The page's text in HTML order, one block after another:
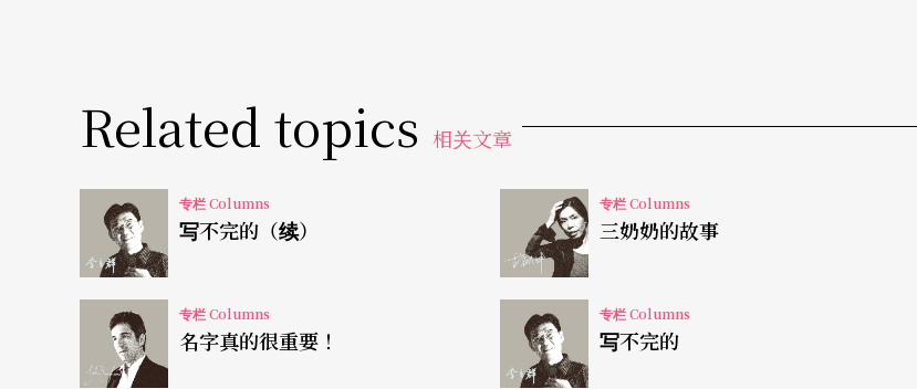
语」的议题讨论，再依这些设定，设计各段故事、组成结构和时间分配，才开始写剧本，最后演
出时间与剧本前的设定误差不到一分钟。
素材╱议题—本╱戏的长度—语言╱剧场形式，三者关系密不可分，所以，通常决定要做什么戏
时，时间几乎就定了。《SMAP X SMAP》这种以十年为单位资料量的戏，三小时刚好，至于三角
恋的《请听我说》，七十分钟就算长了。
去年十一月的《地下室手记》为中日合作（注），本来规定各六十分钟，但心想怎样都会超过六
Related topics 相关文章
专栏 Columns
写不完的（续）
专栏 Columns
三奶奶的故事
专栏 Columns
名字真的很重要！
专栏 Columns
写不完的